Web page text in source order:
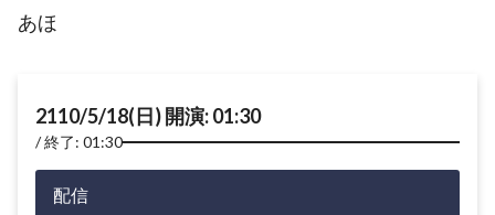
あほ
2110/5/18(日) 開演: 01:30
終了: 01:30
配信